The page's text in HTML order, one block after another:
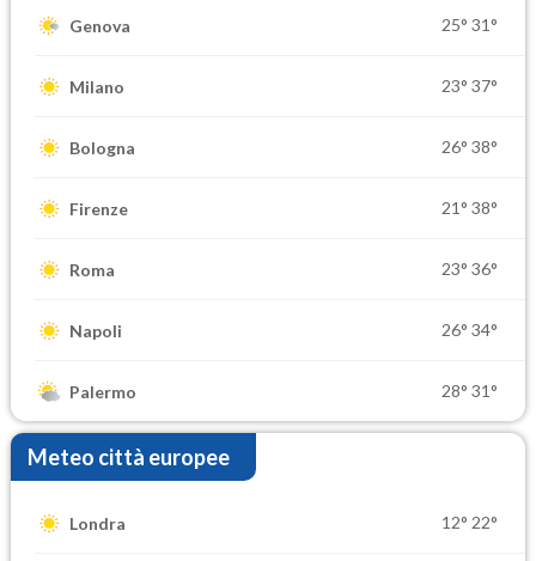
Genova 25° 31°
Milano 23° 37°
Bologna 26° 38°
Firenze 21° 38°
Roma 23° 36°
Napoli 26° 34°
Palermo 28° 31°
Meteo città europee
Londra 12° 22°